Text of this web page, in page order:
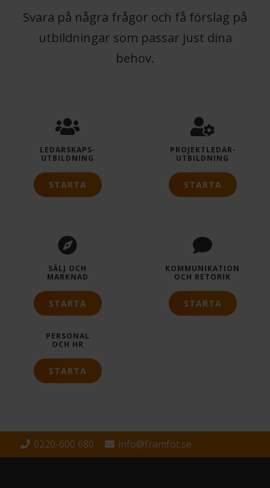
Svara på några frågor och få förslag på
utbildningar som passar just dina
behov.
LEDARSKAPS­
UTBILDNING
STARTA
PROJEKTLEDAR­
UTBILDNING
STARTA
SÄLJ OCH
MARKNAD
STARTA
KOMMUNIKATION
OCH RETORIK
STARTA
PERSONAL
OCH HR
STARTA
0220-600 680 info@framfot.se